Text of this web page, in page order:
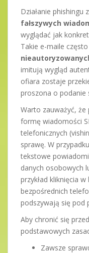
Działanie phishingu
fałszywych
wyglądać jak
Takie e-maile
imitują wygląd
ofiara zostaje
proszona o podanie
Warto zauważyć, że
formę wiadomości
telefonicznych
sprawę. W
tekstowe
danych osobowych
przykład kliknięcia
bezpośrednich
podszywają się pod
Aby chronić się
podstawowych
Zawsze